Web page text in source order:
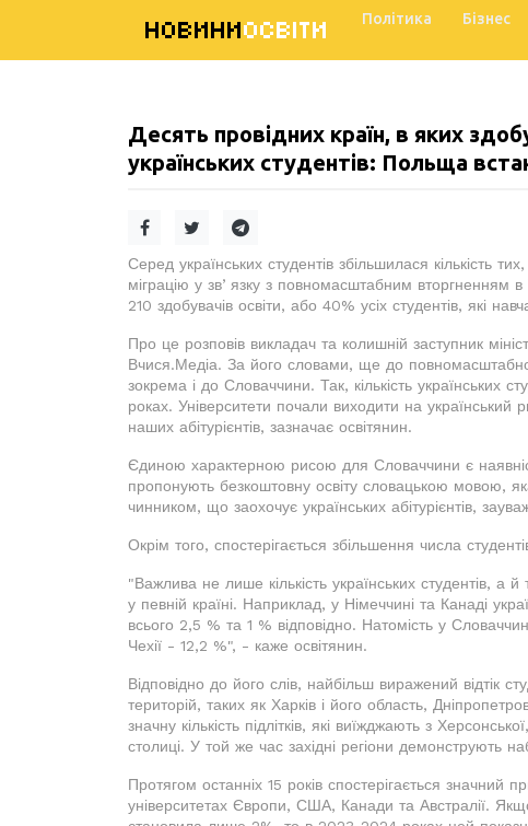
НОВИНИОСВІТИ Політика Бізнес
Десять провідних країн, в яких
українських студентів: Польща
Серед українських студентів збільшилася кількість
міграцію у звʼязку з повномасштабним вторгненням
210 здобувачів освіти, або 40% усіх студентів, які
Про це розповів викладач та колишній заступник
Вчися.Медіа. За його словами, ще до повномасштабної
зокрема і до Словаччини. Так, кількість українських
роках. Університети почали виходити на
наших абітурієнтів, зазначає освітянин.
Єдиною характерною рисою для Словаччини є
пропонують безкоштовну освіту словацькою мовою,
чинником, що заохочує українських абітурієнтів,
Окрім того, спостерігається збільшення числа
"Важлива не лише кількість українських студентів, а й
у певній країні. Наприклад, у Німеччині та Канаді
всього 2,5 % та 1 % відповідно. Натомість у
Чехії - 12,2 %", - каже освітянин.
Відповідно до його слів, найбільш виражений відтік
територій, таких як Харків і його область,
значну кількість підлітків, які виїжджають з
столиці. У той же час західні регіони демонструють
Протягом останніх 15 років спостерігається значний
університетах Європи, США, Канади та Австралії.